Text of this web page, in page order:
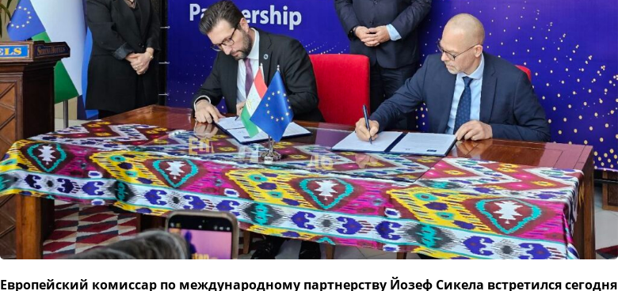
Европейский комиссар по международному партнерству Йозеф Сикела встретился сегодня